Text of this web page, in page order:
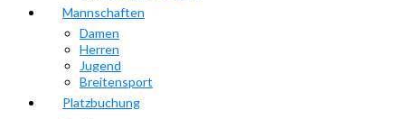
Mannschaften
Damen
Herren
Jugend
Breitensport
Platzbuchung